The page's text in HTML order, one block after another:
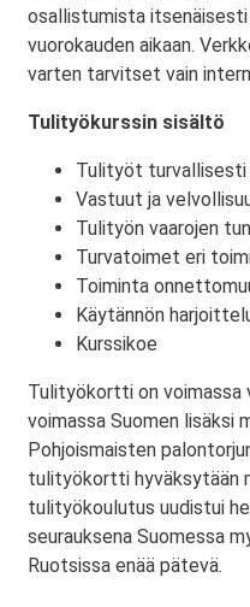
osallistumista itsenäisesti
vuorokauden aikaan.
varten tarvitset vain
Tulityökurssin sisältö
Tulityöt turvallisesti
Vastuut ja
Tulityön vaarojen
Turvatoimet eri
Toiminta
Käytännön
Kurssikoe
Tulityökortti on
voimassa Suomen lisäksi
Pohjoismaisten
tulityökortti hyväksytään
tulityökoulutus uudistui
seurauksena Suomessa
Ruotsissa enää pätevä.